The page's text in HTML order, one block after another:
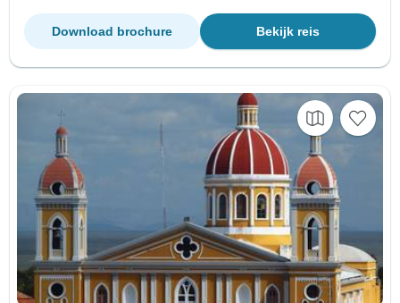
Bekijk reis
Download brochure